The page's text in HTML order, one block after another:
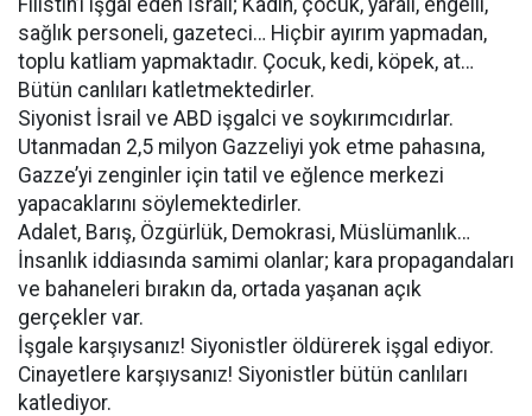
Filistin’i işgal eden İsrail; Kadın, çocuk, yaralı, engelli,
sağlık personeli, gazeteci… Hiçbir ayırım yapmadan,
toplu katliam yapmaktadır. Çocuk, kedi, köpek, at…
Bütün canlıları katletmektedirler.
Siyonist İsrail ve ABD işgalci ve soykırımcıdırlar.
Utanmadan 2,5 milyon Gazzeliyi yok etme pahasına,
Gazze’yi zenginler için tatil ve eğlence merkezi
yapacaklarını söylemektedirler.
Adalet, Barış, Özgürlük, Demokrasi, Müslümanlık…
İnsanlık iddiasında samimi olanlar; kara propagandaları
ve bahaneleri bırakın da, ortada yaşanan açık
gerçekler var.
İşgale karşıysanız! Siyonistler öldürerek işgal ediyor.
Cinayetlere karşıysanız! Siyonistler bütün canlıları
katlediyor.